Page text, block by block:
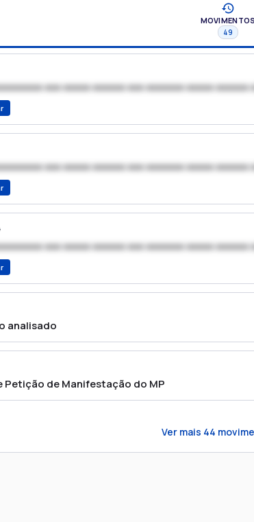
MOVIMENTOS
49
xxx xxxxx xxxxxx xxx xxxxxxx xxxxx xxxxxx
xxx xxxxx xxxxxx xxx xxxxxxx xxxxx xxxxxx
xxx xxxxx xxxxxx xxx xxxxxxx xxxxx xxxxxx
analisado
Petição de Manifestação do MP
Ver mais 44